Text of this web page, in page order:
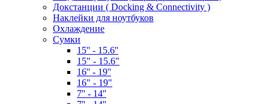
Докстанции ( Docking & Connectivity )
Наклейки для ноутбуков
Охлаждение
Сумки
15'' - 15.6''
15" - 15.6"
16'' - 19''
16" - 19"
7'' - 14''